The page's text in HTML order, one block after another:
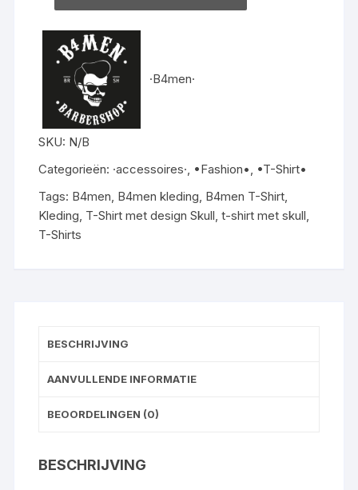
·B4men·
SKU: N/B
Categorieën: ·accessoires·, •Fashion•, •T-Shirt•
Tags: B4men, B4men kleding, B4men T-Shirt,
Kleding, T-Shirt met design Skull,t-shirt met skull,
T-Shirts
BESCHRIJVING
AANVULLENDE INFORMATIE
BEOORDELINGEN (0)
BESCHRIJVING